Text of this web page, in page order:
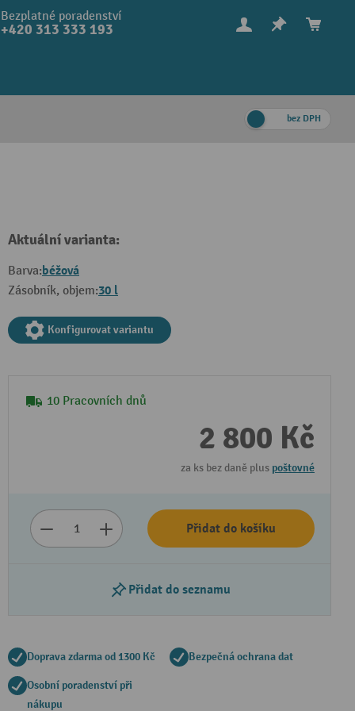
Bezplatné poradenství
+420 313 333 193
bez DPH
Aktuální varianta:
Barva:béžová
Zásobník, objem:30 l
Konfigurovat variantu
10 Pracovních dnů
2 800 Kč
za ks bez daně plus poštovné
Přidat do košíku
Přidat do seznamu
Doprava zdarma od 1300 Kč Bezpečná ochrana dat
Osobní poradenství při
nákupu